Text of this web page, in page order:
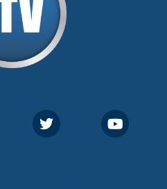
via de notícias para os
naquela época só existiam
do povo’ e continuamos